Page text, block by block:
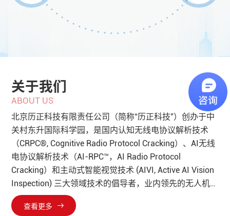
关于我们
ABOUT US
北京历正科技有限责任公司（简称“历正科技”）创办于中
关村东升国际科学园，是国内认知无线电协议解析技术
（CRPC®, Cognitive Radio Protocol Cracking）、AI无线
电协议解析技术（AI-RPC™，AI Radio Protocol
Cracking）和主动式智能视觉技术 (AIVI, Active AI Vision
Inspection) 三大领域技术的倡导者，业内领先的无人机精
准管控专家，获得国家级专精特新“小巨人”企业、国家高
新技术企业、北京市专精特新企业、北京市瞪羚企业、北
查看更多